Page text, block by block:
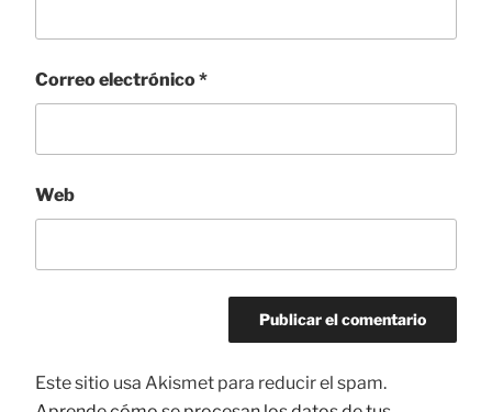
Correo electrónico*
Web
Este sitio usa Akismet para reducir el spam.